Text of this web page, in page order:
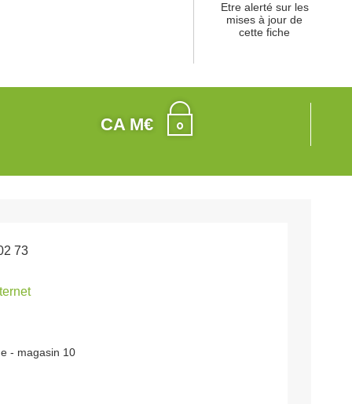
Etre alerté sur les
mises à jour de
cette fiche
CA M€
73
- magasin 10